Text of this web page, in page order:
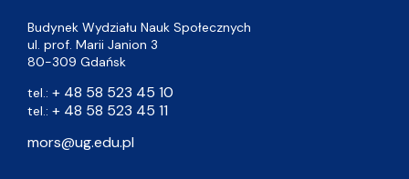
Budynek Wydziału Nauk Społecznych
ul. prof. Marii Janion 3
80-309 Gdańsk
tel.: + 48 58 523 45 10
tel.: + 48 58 523 45 11
mors@ug.edu.pl